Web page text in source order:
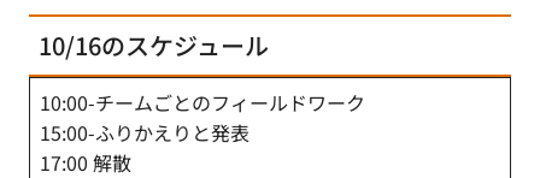
10/16のスケジュール
10:00-チームごとのフィールドワーク
15:00-ふりかえりと発表
17:00 解散